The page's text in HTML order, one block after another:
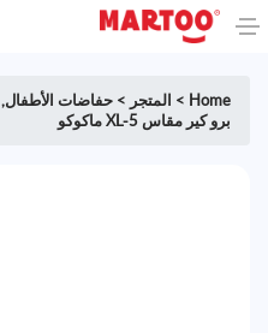
Home
> المتجر > حفاضات الأطفال,
برو كير مقاس XL-5 ماكوكو